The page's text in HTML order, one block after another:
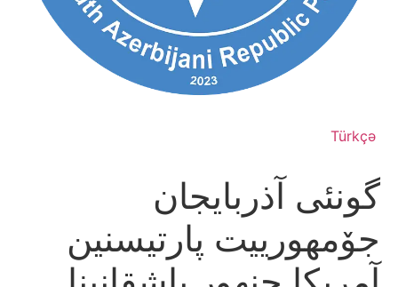
Türkçə
گونئی آذربایجان
جۆمهورییت پارتیسنین